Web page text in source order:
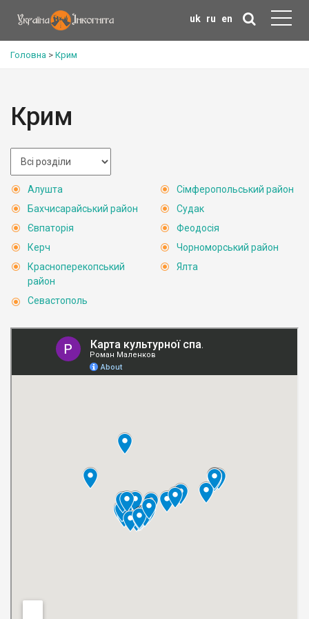
uk ru en
Головна > Крим
Крим
Алушта
Бахчисарайський район
Євпаторія
Керч
Красноперекопський
район
Севастополь
Сімферопольський район
Судак
Феодосія
Чорноморський район
Ялта